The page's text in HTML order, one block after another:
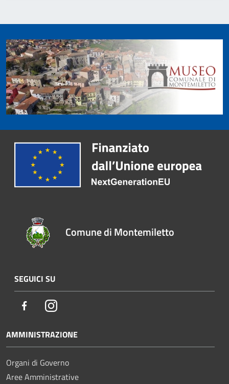
Comune di Montemiletto
SEGUICI SU
FacebookInstagram
AMMINISTRAZIONE
Organi di Governo
Aree Amministrative